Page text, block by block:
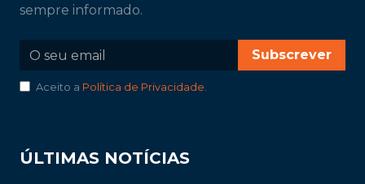
sempre informado.
Subscrever
Aceito a Política de Privacidade.
ÚLTIMAS NOTÍCIAS